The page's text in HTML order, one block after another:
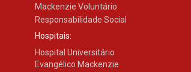
Mackenzie Voluntário
Responsabilidade Social
Hospitais:
Hospital Universitário
Evangélico Mackenzie